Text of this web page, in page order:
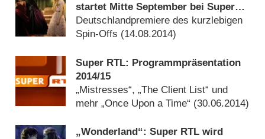
startet Mitte September bei Super
RTL
Deutschlandpremiere des kurzlebigen
Spin-Offs (14.08.2014)
Super RTL: Programmpräsentation
2014/​15
„Mistresses“, „The Client List“ und
mehr „Once Upon a Time“ (30.06.2014)
„Wonderland“: Super RTL wird